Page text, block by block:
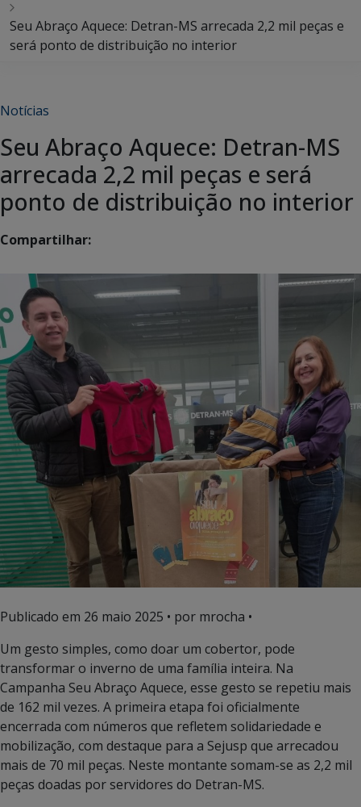
Seu Abraço Aquece: Detran-MS arrecada 2,2 mil peças e
será ponto de distribuição no interior
Notícias
Seu Abraço Aquece: Detran-MS
arrecada 2,2 mil peças e será
ponto de distribuição no interior
Compartilhar:
Publicado em 26 maio 2025 • por mrocha •
Um gesto simples, como doar um cobertor, pode
transformar o inverno de uma família inteira. Na
Campanha Seu Abraço Aquece, esse gesto se repetiu mais
de 162 mil vezes. A primeira etapa foi oficialmente
encerrada com números que refletem solidariedade e
mobilização, com destaque para a Sejusp que arrecadou
mais de 70 mil peças. Neste montante somam-se as 2,2 mil
peças doadas por servidores do Detran-MS.